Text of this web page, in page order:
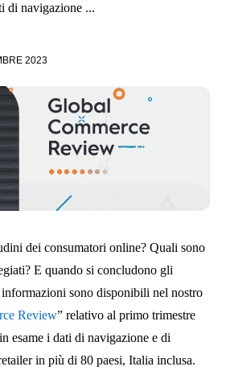
di navigazione ...
2023
dei consumatori online? Quali sono
E quando si concludono gli
informazioni sono disponibili nel nostro
Review” relativo al primo trimestre
esame i dati di navigazione e di
in più di 80 paesi, Italia inclusa.